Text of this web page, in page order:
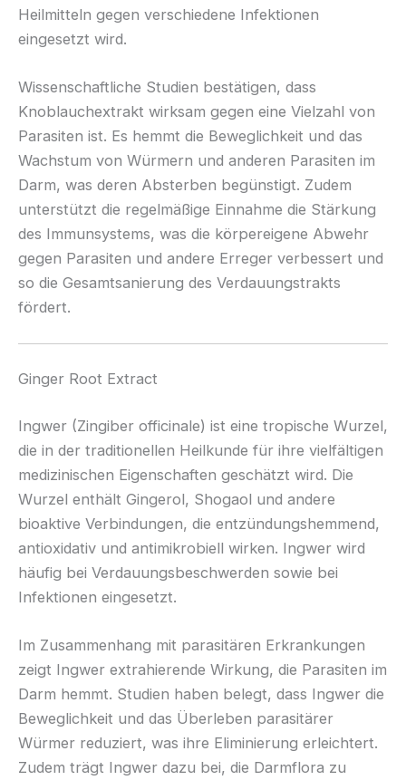
Heilmitteln gegen verschiedene Infektionen
eingesetzt wird.
Wissenschaftliche Studien bestätigen, dass
Knoblauchextrakt wirksam gegen eine Vielzahl von
Parasiten ist. Es hemmt die Beweglichkeit und das
Wachstum von Würmern und anderen Parasiten im
Darm, was deren Absterben begünstigt. Zudem
unterstützt die regelmäßige Einnahme die Stärkung
des Immunsystems, was die körpereigene Abwehr
gegen Parasiten und andere Erreger verbessert und
so die Gesamtsanierung des Verdauungstrakts
fördert.
Ginger Root Extract
Ingwer (Zingiber officinale) ist eine tropische Wurzel,
die in der traditionellen Heilkunde für ihre vielfältigen
medizinischen Eigenschaften geschätzt wird. Die
Wurzel enthält Gingerol, Shogaol und andere
bioaktive Verbindungen, die entzündungshemmend,
antioxidativ und antimikrobiell wirken. Ingwer wird
häufig bei Verdauungsbeschwerden sowie bei
Infektionen eingesetzt.
Im Zusammenhang mit parasitären Erkrankungen
zeigt Ingwer extrahierende Wirkung, die Parasiten im
Darm hemmt. Studien haben belegt, dass Ingwer die
Beweglichkeit und das Überleben parasitärer
Würmer reduziert, was ihre Eliminierung erleichtert.
Zudem trägt Ingwer dazu bei, die Darmflora zu